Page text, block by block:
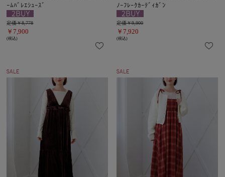
ｰﾑﾊﾞﾚｴｼｭｰｽﾞ
定価￥8,778
￥7,900
(税込)
ﾉｰﾌﾚｰｸｶｰﾃﾞｨｶﾞﾝ
定価￥9,900
￥7,920
(税込)